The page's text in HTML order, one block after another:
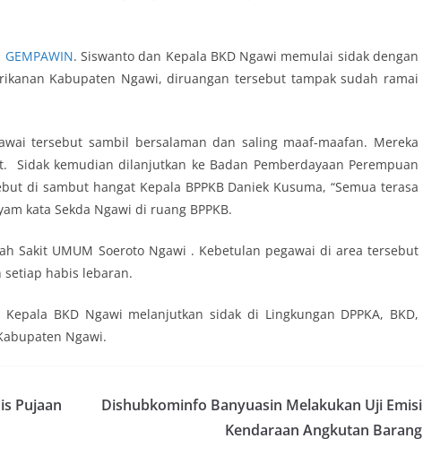
GEMPAWIN. Siswanto dan Kepala BKD Ngawi memulai sidak dengan
Kabupaten Ngawi, diruangan tersebut tampak sudah ramai
tersebut sambil bersalaman dan saling maaf-maafan. Mereka
Sidak kemudian dilanjutkan ke Badan Pemberdayaan Perempuan
di sambut hangat Kepala BPPKB Daniek Kusuma, “Semua terasa
kata Sekda Ngawi di ruang BPPKB.
Sakit UMUM Soeroto Ngawi . Kebetulan pegawai di area tersebut
habis lebaran.
BKD Ngawi melanjutkan sidak di Lingkungan DPPKA, BKD,
Ngawi.
Pujaan
Dishubkominfo Banyuasin Melakukan Uji Emisi
Kendaraan Angkutan Barang